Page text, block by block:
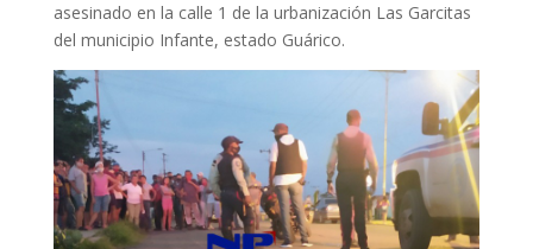
asesinado en la calle 1 de la urbanización Las Garcitas
del municipio Infante, estado Guárico.